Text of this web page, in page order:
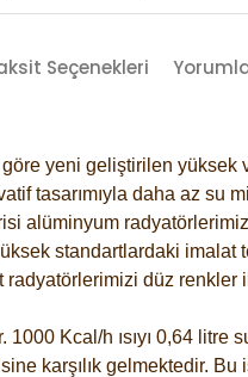
Seçenekleri
yeni geliştirilen
tasarımıyla daha az su
alüminyum
standartlardaki imalat
radyatörlerimizi düz
Kcal/h ısıyı 0,64
karşılık gelmektedir.